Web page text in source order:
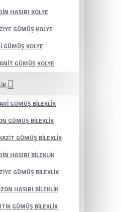
HASIRI KOLYE
GÜMÜŞ KOLYE
GÜMÜŞ KOLYE
GÜMÜŞ KOLYE
GÜMÜŞ BILEKLIK
GÜMÜŞ BILEKLIK
GÜMÜŞ BILEKLIK
HASIRI BILEKLIK
GÜMÜŞ BILEKLIK
HASIRI BILEKLIK
GÜMÜŞ BILEKLIK